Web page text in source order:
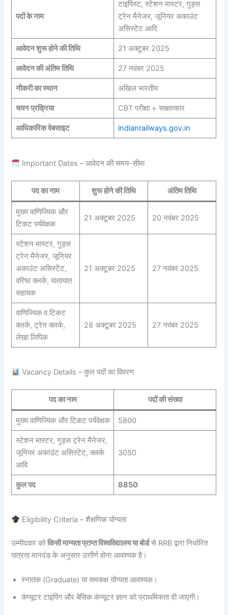
पदों के नाम
टाइपिस्ट, स्टेशन मास्टर, गुड्स
ट्रेन मैनेजर, जूनियर अकाउंट
असिस्टेंट आदि
आवेदन शुरू होने की तिथि 21 अक्टूबर 2025
आवेदन की अंतिम तिथि 27 नवंबर 2025
नौकरी का स्थान अखिल भारतीय
चयन प्रक्रिया CBT परीक्षा + साक्षात्कार
आधिकारिक वेबसाइट indianrailways.gov.in
Important Dates – आवेदन की समय-सीमा
पद का नाम शुरू होने की तिथि अंतिम तिथि
मुख्य वाणिज्यिक और
टिकट पर्यवेक्षक
21 अक्टूबर 2025 20 नवंबर 2025
स्टेशन मास्टर, गुड्स
ट्रेन मैनेजर, जूनियर
अकाउंट असिस्टेंट,
वरिष्ठ क्लर्क, यातायात
सहायक
21 अक्टूबर 2025 27 नवंबर 2025
वाणिज्यिक व टिकट
क्लर्क, ट्रेन क्लर्क,
लेखा लिपिक
28 अक्टूबर 2025 27 नवंबर 2025
Vacancy Details – कुल पदों का विवरण
पद का नाम पदों की संख्या
मुख्य वाणिज्यिक और टिकट पर्यवेक्षक 5800
स्टेशन मास्टर, गुड्स ट्रेन मैनेजर,
जूनियर अकाउंट असिस्टेंट, क्लर्क
आदि
3050
कुल पद 8850
Eligibility Criteria – शैक्षणिक योग्यता
उम्मीदवार कोकिसी मान्यता प्राप्त विश्वविद्यालय या बोर्डसे RRB द्वारा निर्धारित
पात्रता मानदंड के अनुसार उत्तीर्ण होना आवश्यक है।
स्नातक (Graduate) या समकक्ष योग्यता आवश्यक।
कंप्यूटर टाइपिंग और बेसिक कंप्यूटर ज्ञान को प्राथमिकता दी जाएगी।